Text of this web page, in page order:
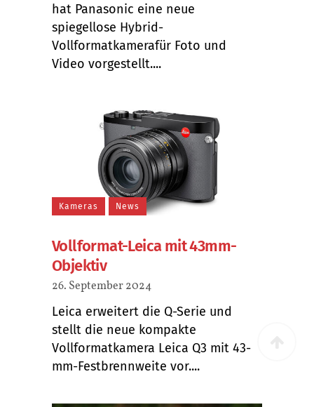
hat Panasonic eine neue
spiegellose Hybrid-
Vollformatkamerafür Foto und
Video vorgestellt....
Kameras News
Vollformat-Leica mit 43mm-
Objektiv
26. September 2024
Leica erweitert die Q-Serie und
stellt die neue kompakte
Vollformatkamera Leica Q3 mit 43-
mm-Festbrennweite vor....